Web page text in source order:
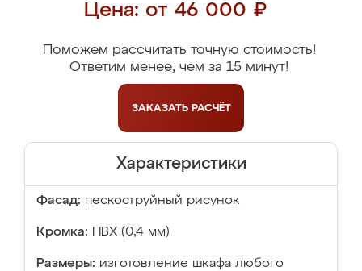
Цена: от 46 000 ₽
Поможем рассчитать точную стоимость!
Ответим менее, чем за 15 минут!
ЗАКАЗАТЬ РАСЧЁТ
Характеристики
Фасад: пескоструйный рисунок
Кромка: ПВХ (0,4 мм)
Размеры: изготовление шкафа любого